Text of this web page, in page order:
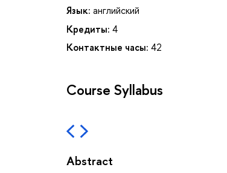
Язык: английский
Кредиты: 4
Контактные часы: 42
Course Syllabus
Abstract